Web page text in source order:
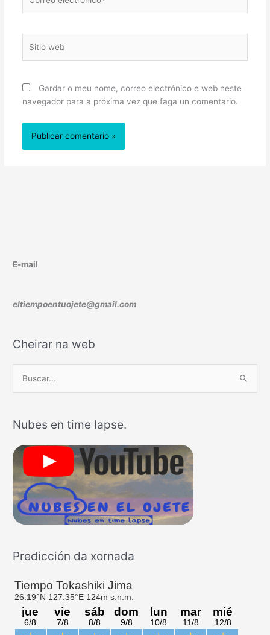
electrónico*
web
Gardar o meu nome, correo electrónico e web neste
navegador para a próxima vez que faga un comentario.
E-mail
eltiempoentuojete@gmail.com
Cheirar na web
c
a
p
o
Nubes en time lapse.
Predicción da xornada